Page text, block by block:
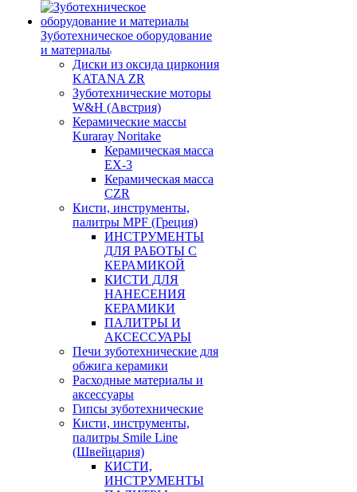
Зуботехническое оборудование
и материалы
Диски из оксида циркония
KATANA ZR
Зуботехнические моторы
W&H (Австрия)
Керамические массы
Kuraray Noritake
Керамическая масса
EX-3
Керамическая масса
CZR
Кисти, инструменты,
палитры MPF (Греция)
ИНСТРУМЕНТЫ
ДЛЯ РАБОТЫ С
КЕРАМИКОЙ
КИСТИ ДЛЯ
НАНЕСЕНИЯ
КЕРАМИКИ
ПАЛИТРЫ И
АКСЕССУАРЫ
Печи зуботехнические для
обжига керамики
Расходные материалы и
аксессуары
Гипсы зуботехнические
Кисти, инструменты,
палитры Smile Line
(Швейцария)
КИСТИ,
ИНСТРУМЕНТЫ